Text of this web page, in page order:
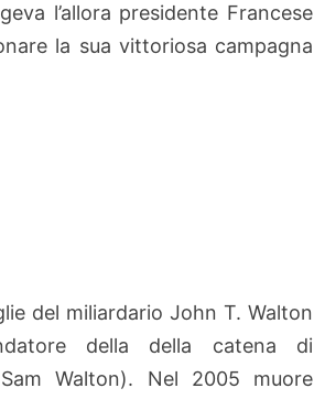
l’allora presidente Francese
la sua vittoriosa campagna
del miliardario John T. Walton
della della catena di
Walton). Nel 2005 muore